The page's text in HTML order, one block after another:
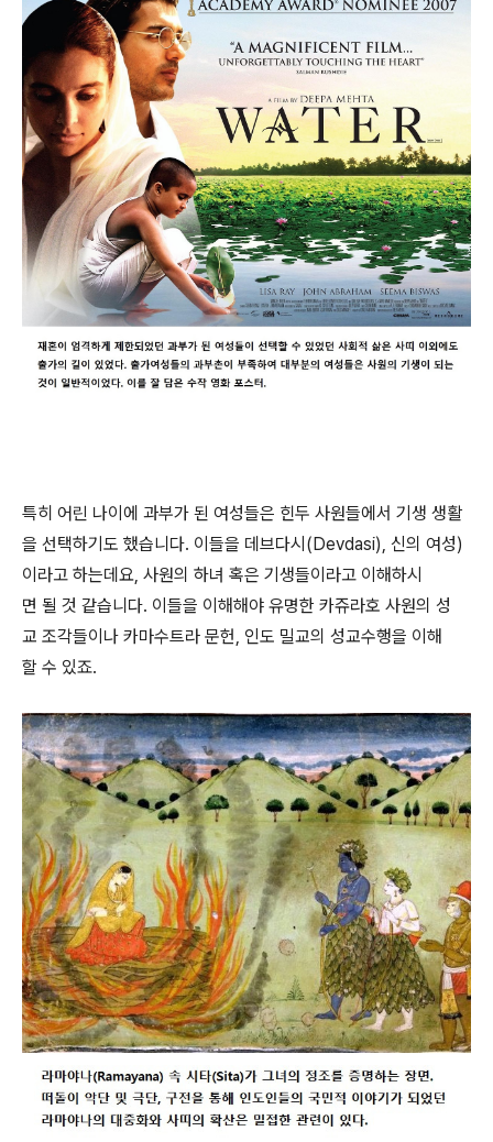
특히 어린 나이에 과부가 된 여성들은 힌두 사원들에서 기생 생활
을 선택하기도 했습니다. 이들을 데브다시(Devdasi), 신의 여성)
이라고 하는데요, 사원의 하녀 혹은 기생들이라고 이해하시
면 될 것 같습니다. 이들을 이해해야 유명한 카쥬라호 사원의 성
교 조각들이나 카마수트라 문헌, 인도 밀교의 성교수행을 이해
할 수 있죠.